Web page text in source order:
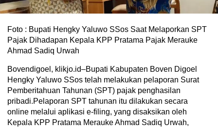
Foto : Bupati Hengky Yaluwo SSos Saat Melaporkan SPT
Pajak Dihadapan Kepala KPP Pratama Pajak Merauke
Ahmad Sadiq Urwah
Bovendigoel, klikjo.id–Bupati Kabupaten Boven Digoel
Hengky Yaluwo SSos telah melakukan pelaporan Surat
Pemberitahuan Tahunan (SPT) pajak penghasilan
pribadi.Pelaporan SPT tahunan itu dilakukan secara
online melalui aplikasi e-filing, yang disaksikan oleh
Kepala KPP Pratama Merauke Ahmad Sadiq Urwah,